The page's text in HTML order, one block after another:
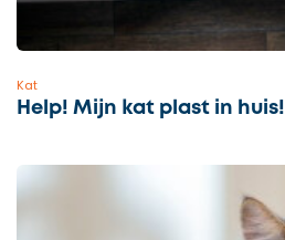
Kat
Help! Mijn kat plast in huis!